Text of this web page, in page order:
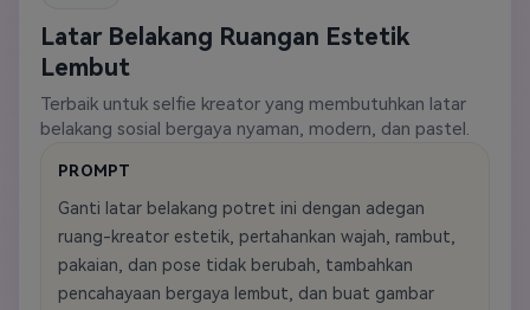
Latar Belakang Ruangan Estetik
Lembut
Terbaik untuk selfie kreator yang membutuhkan latar
belakang sosial bergaya nyaman, modern, dan pastel.
PROMPT
Ganti latar belakang potret ini dengan adegan
ruang-kreator estetik, pertahankan wajah, rambut,
pakaian, dan pose tidak berubah, tambahkan
pencahayaan bergaya lembut, dan buat gambar